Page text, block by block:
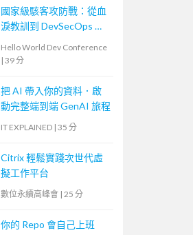
國家級駭客攻防戰：從血
淚教訓到 DevSecOps 實
Hello World Dev Conference
| 39 分
把 AI 帶入你的資料．啟
動完整端到端 GenAI 旅程
IT EXPLAINED | 35 分
Citrix 輕鬆實踐次世代虛
擬工作平台
數位永續高峰會 | 25 分
你的 Repo 會自己上班